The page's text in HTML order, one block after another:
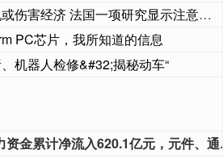
害经济 法国一项研究显示注意力缺失降
PC芯片，我所知道的信息
机器人检修&#32;揭秘动车“
本周大盘主力